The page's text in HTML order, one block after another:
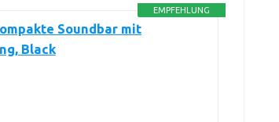
EMPFEHLUNG
Soundbar mit
Black